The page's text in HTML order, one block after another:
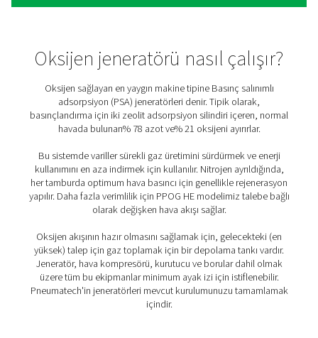
Yerinde oksijen
Faydaları
Zamandan, paradan ve kaynaklardan tasarruf etmek,
oksijeninizi üretmek birçok fayda sağlar (üçüncü taraf
teslimatlara kıyasla).
1. Maliyet tasarrufu